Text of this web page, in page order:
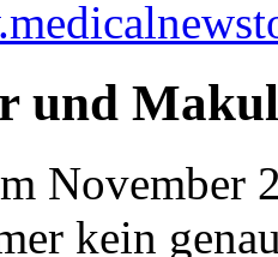
und
November
kein